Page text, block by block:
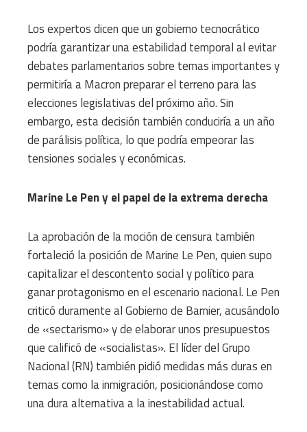
Los expertos dicen que un gobierno tecnocrático
podría garantizar una estabilidad temporal al evitar
debates parlamentarios sobre temas importantes y
permitiría a Macron preparar el terreno para las
elecciones legislativas del próximo año. Sin
embargo, esta decisión también conduciría a un año
de parálisis política, lo que podría empeorar las
tensiones sociales y económicas.
Marine Le Pen y el papel de la extrema derecha
La aprobación de la moción de censura también
fortaleció la posición de Marine Le Pen, quien supo
capitalizar el descontento social y político para
ganar protagonismo en el escenario nacional. Le Pen
criticó duramente al Gobierno de Barnier, acusándolo
de «sectarismo» y de elaborar unos presupuestos
que calificó de «socialistas». El líder del Grupo
Nacional (RN) también pidió medidas más duras en
temas como la inmigración, posicionándose como
una dura alternativa a la inestabilidad actual.